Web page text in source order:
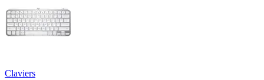
Claviers